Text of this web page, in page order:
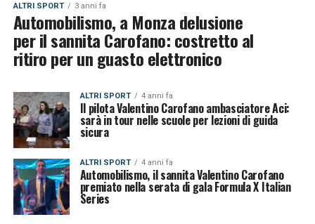
ALTRI SPORT 3 anni fa
Automobilismo, a Monza delusione
per il sannita Carofano: costretto al
ritiro per un guasto elettronico
ALTRI SPORT 4 anni fa
Il pilota Valentino Carofano ambasciatore Aci:
sarà in tour nelle scuole per lezioni di guida
sicura
ALTRI SPORT 4 anni fa
Automobilismo, il sannita Valentino Carofano
premiato nella serata di gala Formula X Italian
Series